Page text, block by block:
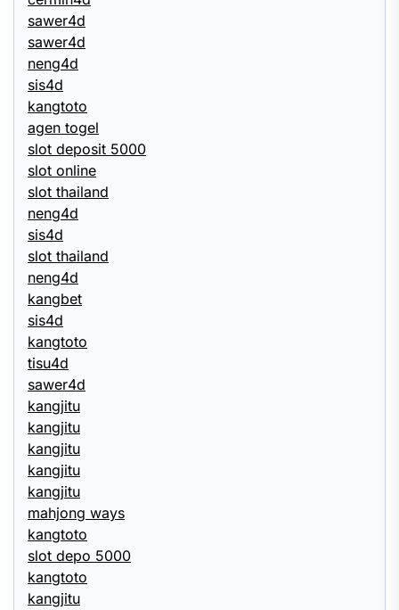
sawer4d
sawer4d
neng4d
sis4d
kangtoto
agen togel
slot deposit 5000
slot online
slot thailand
neng4d
sis4d
slot thailand
neng4d
kangbet
sis4d
kangtoto
tisu4d
sawer4d
kangjitu
kangjitu
kangjitu
kangjitu
kangjitu
mahjong ways
kangtoto
slot depo 5000
kangtoto
kangjitu